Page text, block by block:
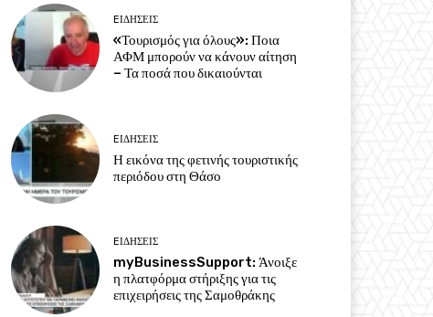
EΙΔΗΣΕΙΣ
«Τουρισμός για όλους»: Ποια
ΑΦΜ μπορούν να κάνουν αίτηση
– Τα ποσά που δικαιούνται
EΙΔΗΣΕΙΣ
Η εικόνα της φετινής τουριστικής
περιόδου στη Θάσο
EΙΔΗΣΕΙΣ
myBusinessSupport: Άνοιξε
η πλατφόρμα στήριξης για τις
επιχειρήσεις της Σαμοθράκης